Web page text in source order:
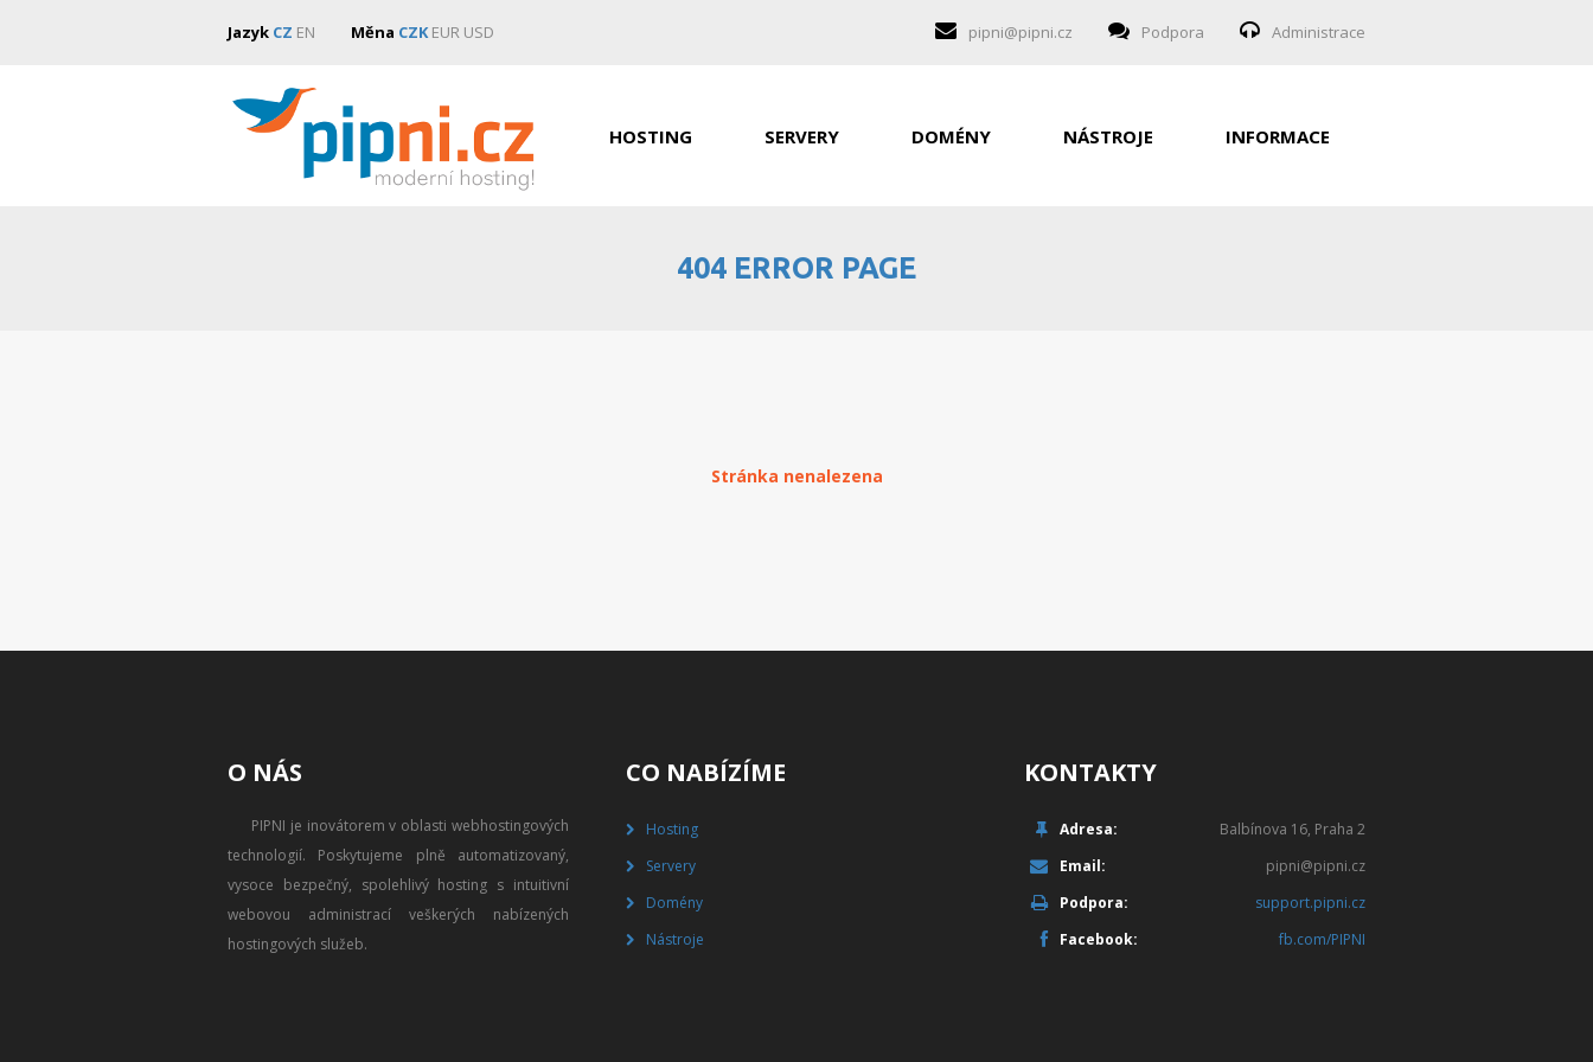
Jazyk CZ EN Měna CZK EUR USD pipni@pipni.cz Podpora Administrace
HOSTING SERVERY DOMÉNY NÁSTROJE INFORMACE
404 ERROR PAGE
Stránka nenalezena
O NÁS
PIPNI je inovátorem v oblasti webhostingových
technologií. Poskytujeme plně automatizovaný,
vysoce bezpečný, spolehlivý hosting s intuitivní
webovou administrací veškerých nabízených
hostingových služeb.
CO NABÍZÍME
Hosting
Servery
Domény
Nástroje
KONTAKTY
Adresa:
Balbínova 16, Praha 2
Email:
pipni@pipni.cz
Podpora:
support.pipni.cz
Facebook:
fb.com/PIPNI